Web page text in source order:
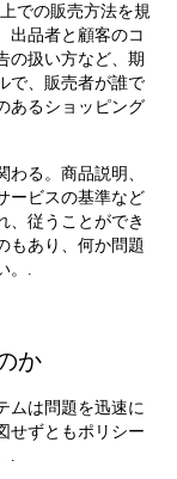
での販売方法を規
出品者と顧客のコ
の扱い方など、期
で、販売者が誰で
あるショッピング
る。商品説明、
ービスの基準など
、従うことができ
もあり、何か問題
.
か
ムは問題を迅速に
せずともポリシー